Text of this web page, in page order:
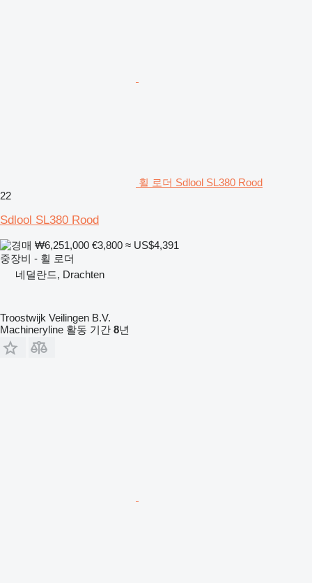
휠 로더 Sdlool SL380 Rood
22
Sdlool SL380 Rood
₩6,251,000 €3,800 ≈ US$4,391
중장비 - 휠 로더
네덜란드, Drachten
Troostwijk Veilingen B.V.
Machineryline 활동 기간 8년